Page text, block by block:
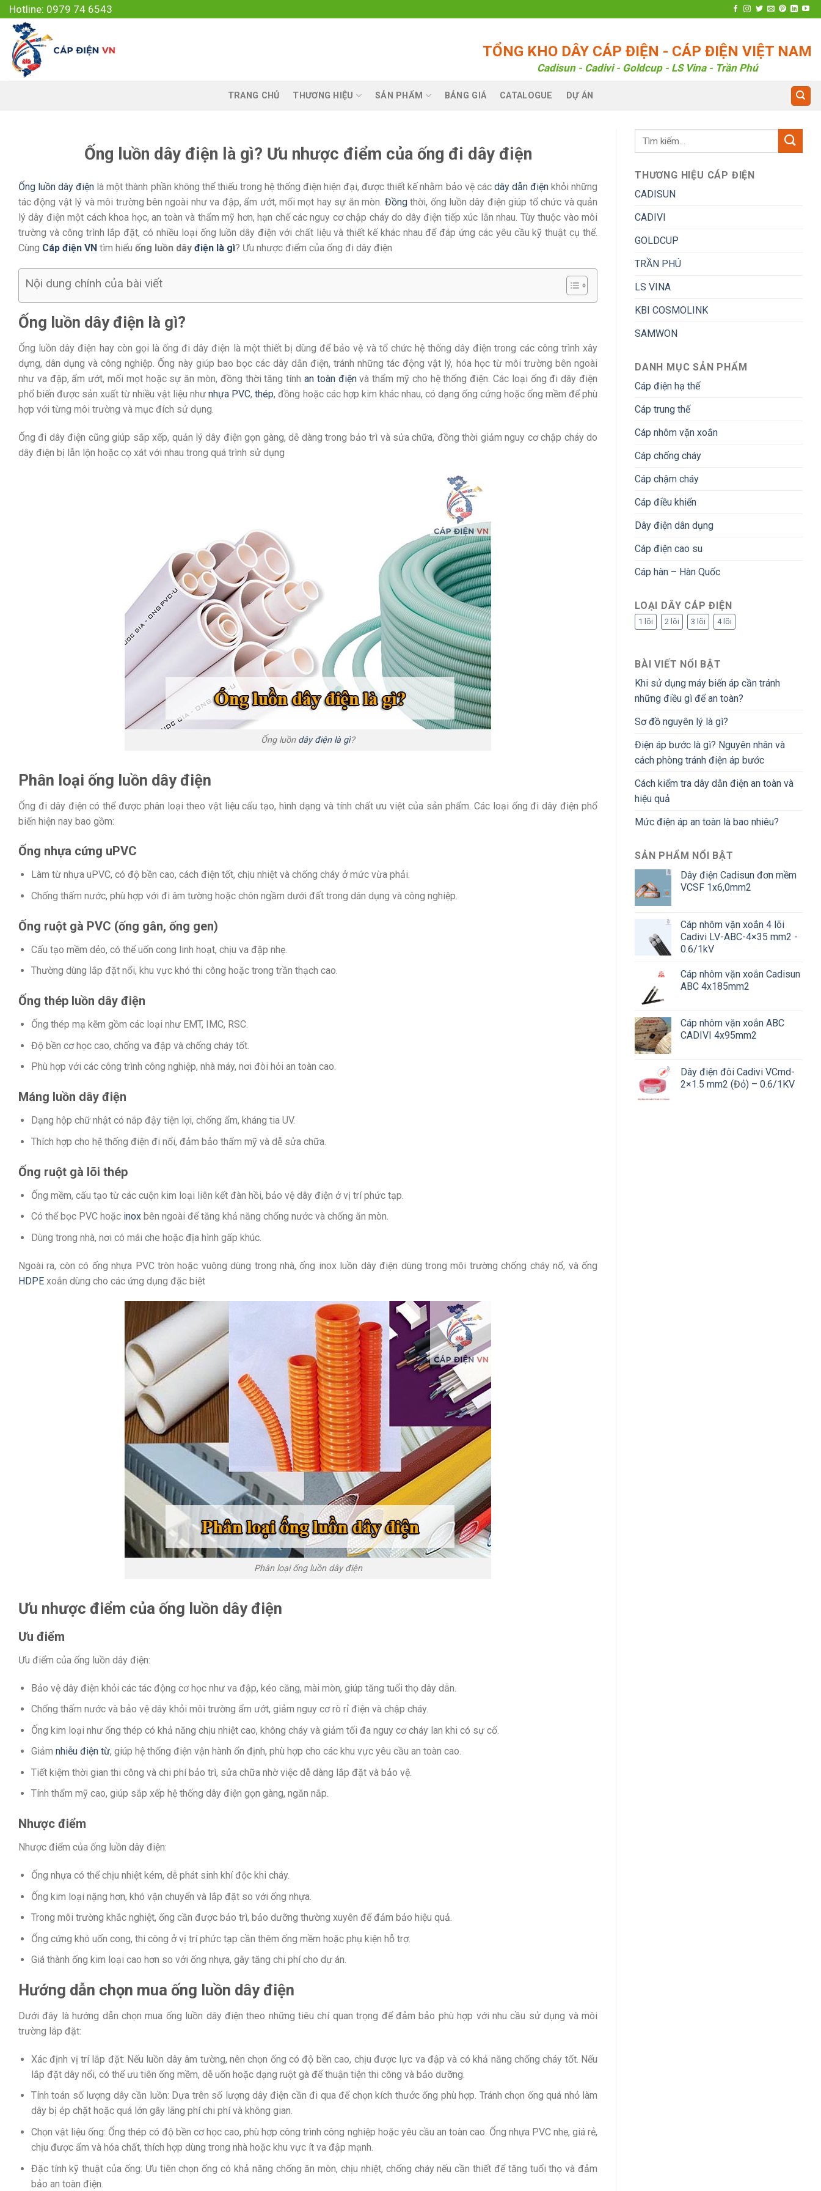
Skip
to
content
Hotline: 0979 74 6543
TỔNG KHO DÂY CÁP ĐIỆN - CÁP ĐIỆN VIỆT NAM
Cadisun - Cadivi - Goldcup - LS Vina - Trần Phú
TRANG CHỦ THƯƠNG HIỆU SẢN PHẨM BẢNG GIÁ CATALOGUE DỰ ÁN
Ống luồn dây điện là gì? Ưu nhược điểm của ống đi dây điện
Ống luồn dây điện là một thành phần không thể thiếu trong hệ thống điện hiện đại, được thiết kế nhằm bảo vệ các dây dẫn điệnkhỏi những
tác động vật lý và môi trường bên ngoài như va đập, ẩm ướt, mối mọt hay sự ăn mòn. Đồngthời, ống luồn dây điện giúp tổ chức và quản
lý dây điện một cách khoa học, an toàn và thẩm mỹ hơn, hạn chế các nguy cơ chập cháy do dây điện tiếp xúc lẫn nhau. Tùy thuộc vào môi
trường và công trình lắp đặt, có nhiều loại ống luồn dây điện với chất liệu và thiết kế khác nhau để đáp ứng các yêu cầu kỹ thuật cụ thể.
Cùng Cáp điện VN tìm hiểu ống luồn dây điện là gì? Ưu nhược điểm của ống đi dây điện
Nội dung chính của bài viết
Ống luồn dây điện là gì?
Ống luồn dây điện hay còn gọi là ống đi dây điện là một thiết bị dùng để bảo vệ và tổ chức hệ thống dây điện trong các công trình xây
dựng, dân dụng và công nghiệp. Ống này giúp bao bọc các dây dẫn điện, tránh những tác động vật lý, hóa học từ môi trường bên ngoài
như va đập, ẩm ướt, mối mọt hoặc sự ăn mòn, đồng thời tăng tính an toàn điệnvà thẩm mỹ cho hệ thống điện. Các loại ống đi dây điện
phổ biến được sản xuất từ nhiều vật liệu nhưnhựa PVC,thép, đồng hoặc các hợp kim khác nhau, có dạng ống cứng hoặc ống mềm để phù
hợp với từng môi trường và mục đích sử dụng.
Ống đi dây điện cũng giúp sắp xếp, quản lý dây điện gọn gàng, dễ dàng trong bảo trì và sửa chữa, đồng thời giảm nguy cơ chập cháy do
dây điện bị lẫn lộn hoặc cọ xát với nhau trong quá trình sử dụng
Ống luồn dây điện là gì?
Phân loại ống luồn dây điện
Ống đi dây điện có thể được phân loại theo vật liệu cấu tạo, hình dạng và tính chất ưu việt của sản phẩm. Các loại ống đi dây điện phổ
biến hiện nay bao gồm:
Ống nhựa cứng uPVC
Làm từ nhựa uPVC, có độ bền cao, cách điện tốt, chịu nhiệt và chống cháy ở mức vừa phải.
Chống thấm nước, phù hợp với đi âm tường hoặc chôn ngầm dưới đất trong dân dụng và công nghiệp.
Ống ruột gà PVC (ống gân, ống gen)
Cấu tạo mềm dẻo, có thể uốn cong linh hoạt, chịu va đập nhẹ.
Thường dùng lắp đặt nổi, khu vực khó thi công hoặc trong trần thạch cao.
Ống thép luồn dây điện
Ống thép mạ kẽm gồm các loại như EMT, IMC, RSC.
Độ bền cơ học cao, chống va đập và chống cháy tốt.
Phù hợp với các công trình công nghiệp, nhà máy, nơi đòi hỏi an toàn cao.
Máng luồn dây điện
Dạng hộp chữ nhật có nắp đậy tiện lợi, chống ẩm, kháng tia UV.
Thích hợp cho hệ thống điện đi nổi, đảm bảo thẩm mỹ và dễ sửa chữa.
Ống ruột gà lõi thép
Ống mềm, cấu tạo từ các cuộn kim loại liên kết đàn hồi, bảo vệ dây điện ở vị trí phức tạp.
Có thể bọc PVC hoặc inoxbên ngoài để tăng khả năng chống nước và chống ăn mòn.
Dùng trong nhà, nơi có mái che hoặc địa hình gấp khúc.
Ngoài ra, còn có ống nhựa PVC tròn hoặc vuông dùng trong nhà, ống inox luồn dây điện dùng trong môi trường chống cháy nổ, và ống
HDPE xoắn dùng cho các ứng dụng đặc biệt
Phân loại ống luồn dây điện
Ưu nhược điểm của ống luồn dây điện
Ưu điểm
Ưu điểm của ống luồn dây điện:
Bảo vệ dây điện khỏi các tác động cơ học như va đập, kéo căng, mài mòn, giúp tăng tuổi thọ dây dẫn.
Chống thấm nước và bảo vệ dây khỏi môi trường ẩm ướt, giảm nguy cơ rò rỉ điện và chập cháy.
Ống kim loại như ống thép có khả năng chịu nhiệt cao, không cháy và giảm tối đa nguy cơ cháy lan khi có sự cố.
Giảm nhiễu điện từ, giúp hệ thống điện vận hành ổn định, phù hợp cho các khu vực yêu cầu an toàn cao.
Tiết kiệm thời gian thi công và chi phí bảo trì, sửa chữa nhờ việc dễ dàng lắp đặt và bảo vệ.
Tính thẩm mỹ cao, giúp sắp xếp hệ thống dây điện gọn gàng, ngăn nắp.
Nhược điểm
Nhược điểm của ống luồn dây điện:
Ống nhựa có thể chịu nhiệt kém, dễ phát sinh khí độc khi cháy.
Ống kim loại nặng hơn, khó vận chuyển và lắp đặt so với ống nhựa.
Trong môi trường khắc nghiệt, ống cần được bảo trì, bảo dưỡng thường xuyên để đảm bảo hiệu quả.
Ống cứng khó uốn cong, thi công ở vị trí phức tạp cần thêm ống mềm hoặc phụ kiện hỗ trợ.
Giá thành ống kim loại cao hơn so với ống nhựa, gây tăng chi phí cho dự án.
Hướng dẫn chọn mua ống luồn dây điện
Dưới đây là hướng dẫn chọn mua ống luồn dây điện theo những tiêu chí quan trọng để đảm bảo phù hợp với nhu cầu sử dụng và môi
trường lắp đặt:
Xác định vị trí lắp đặt: Nếu luồn dây âm tường, nên chọn ống có độ bền cao, chịu được lực va đập và có khả năng chống cháy tốt. Nếu
lắp đặt dây nổi, có thể ưu tiên ống mềm, dễ uốn hoặc dạng ruột gà để thuận tiện thi công và bảo dưỡng.
Tính toán số lượng dây cần luồn: Dựa trên số lượng dây điện cần đi qua để chọn kích thước ống phù hợp. Tránh chọn ống quá nhỏ làm
dây bị ép chặt hoặc quá lớn gây lãng phí chi phí và không gian.
Chọn vật liệu ống: Ống thép có độ bền cơ học cao, phù hợp công trình công nghiệp hoặc yêu cầu an toàn cao. Ống nhựa PVC nhẹ, giá rẻ,
chịu được ẩm và hóa chất, thích hợp dùng trong nhà hoặc khu vực ít va đập mạnh.
Đặc tính kỹ thuật của ống: Ưu tiên chọn ống có khả năng chống ăn mòn, chịu nhiệt, chống cháy nếu cần thiết để tăng tuổi thọ và đảm
bảo an toàn điện.
THƯƠNG HIỆU CÁP ĐIỆN
CADISUN
CADIVI
GOLDCUP
TRẦN PHÚ
LS VINA
KBI COSMOLINK
SAMWON
DANH MỤC SẢN PHẨM
Cáp điện hạ thế
Cáp trung thế
Cáp nhôm vặn xoắn
Cáp chống cháy
Cáp chậm cháy
Cáp điều khiển
Dây điện dân dụng
Cáp điện cao su
Cáp hàn – Hàn Quốc
LOẠI DÂY CÁP ĐIỆN
1 lõi 2 lõi 3 lõi 4 lõi
BÀI VIẾT NỔI BẬT
Khi sử dụng máy biến áp cần tránh
những điều gì để an toàn?
Sơ đồ nguyên lý là gì?
Điện áp bước là gì? Nguyên nhân và
cách phòng tránh điện áp bước
Cách kiểm tra dây dẫn điện an toàn và
hiệu quả
Mức điện áp an toàn là bao nhiêu?
SẢN PHẨM NỔI BẬT
Dây điện Cadisun đơn mềm
VCSF 1x6,0mm2
Cáp nhôm vặn xoắn 4 lõi
Cadivi LV-ABC-4×35 mm2 -
0.6/1kV
Cáp nhôm vặn xoắn Cadisun
ABC 4x185mm2
Cáp nhôm vặn xoắn ABC
CADIVI 4x95mm2
Dây điện đôi Cadivi VCmd-
2×1.5 mm2 (Đỏ) – 0.6/1KV